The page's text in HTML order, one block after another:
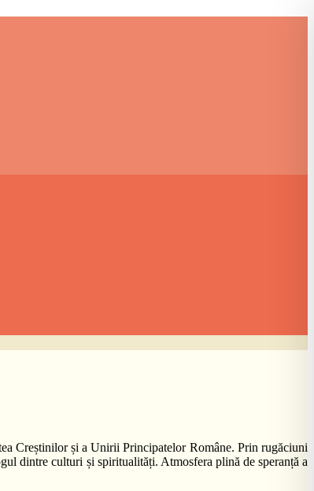
Creștinilor și a Unirii Principatelor Române. Prin rugăciuni
dintre culturi și spiritualități. Atmosfera plină de speranță a